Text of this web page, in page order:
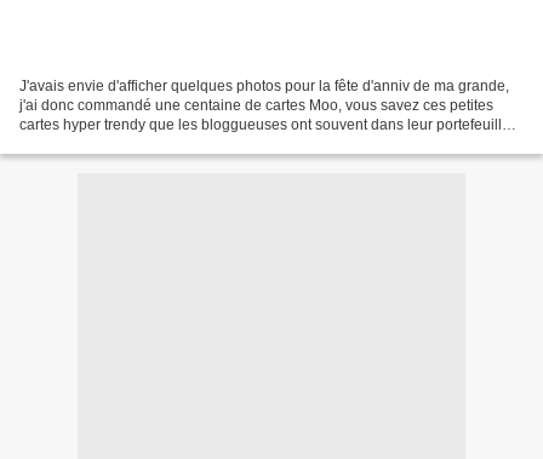
J'avais envie d'afficher quelques photos pour la fête d'anniv de ma grande,
j'ai donc commandé une centaine de cartes Moo, vous savez ces petites
cartes hyper trendy que les bloggueuses ont souvent dans leur portefeuille !